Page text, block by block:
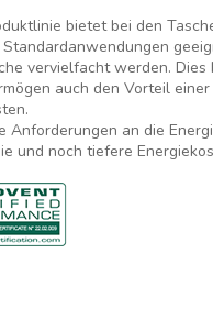
bietet bei den
vervielfacht werden. Dies
auch den Vorteil
Anforderungen an die
und noch tiefere